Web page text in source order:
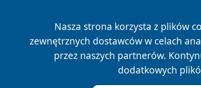
Nasza strona korzysta z plików
zewnętrznych dostawców w celach
przez naszych partnerów.
dodatkowych